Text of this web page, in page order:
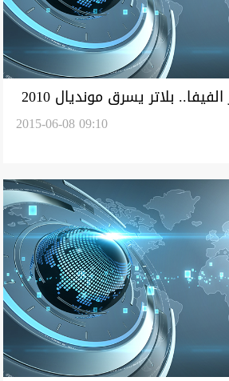
فضيحة جديدة تهز الفيفا.. بلاتر يسرق مونديال 2010
2015-06-08 09:10